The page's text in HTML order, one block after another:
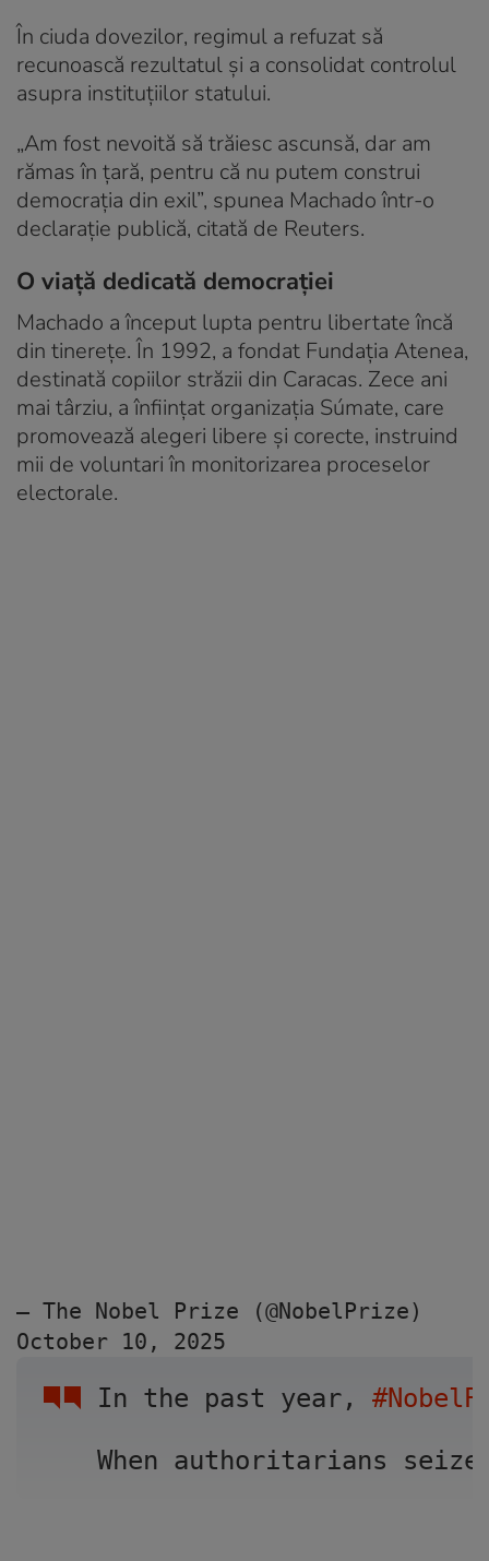
În ciuda dovezilor, regimul a refuzat să
recunoască rezultatul și a consolidat controlul
asupra instituțiilor statului.
„Am fost nevoită să trăiesc ascunsă, dar am
rămas în țară, pentru că nu putem construi
democrația din exil”, spunea Machado într-o
declarație publică, citată de Reuters.
O viață dedicată democrației
Machado a început lupta pentru libertate încă
din tinerețe. În 1992, a fondat Fundația Atenea,
destinată copiilor străzii din Caracas. Zece ani
mai târziu, a înființat organizația Súmate, care
promovează alegeri libere și corecte, instruind
mii de voluntari în monitorizarea proceselor
electorale.
In the past year,
When authoritarians
— The Nobel Prize (@NobelPrize)
October 10, 2025